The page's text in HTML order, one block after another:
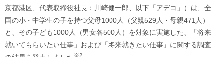
京都港区、代表取締役社長：川崎健一郎、以下「アデコ」）は、全
国の小・中学生の子を持つ父母1000人（父親529人・母親471人）
と、その子ども1000人（男女各500人）を対象に実施した、「将来
就いてもらいたい仕事」および「将来就きたい仕事」に関する調査
※2